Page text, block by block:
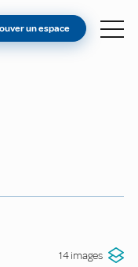
un espace
14 images